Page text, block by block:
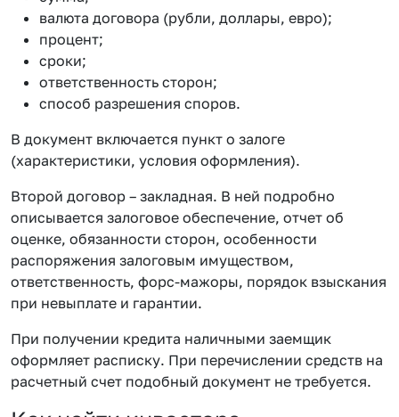
валюта договора (рубли, доллары, евро);
процент;
сроки;
ответственность сторон;
способ разрешения споров.
В документ включается пункт о залоге
(характеристики, условия оформления).
Второй договор – закладная. В ней подробно
описывается залоговое обеспечение, отчет об
оценке, обязанности сторон, особенности
распоряжения залоговым имуществом,
ответственность, форс-мажоры, порядок взыскания
при невыплате и гарантии.
При получении кредита наличными заемщик
оформляет расписку. При перечислении средств на
расчетный счет подобный документ не требуется.